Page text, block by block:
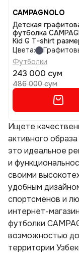
CAMPAGNOLO
Детская
футболка
Kid G T-shirt
Цвета:
Футболки
243 000 сум
486 000 сум
Ищете
активного
это идеальное
и
своими
удобным
спортсменов и
интернет-
футболки
возможностью
территории